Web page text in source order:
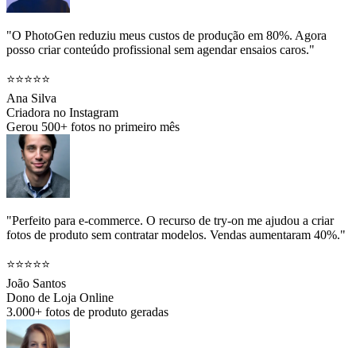
"O PhotoGen reduziu meus custos de produção em 80%. Agora
posso criar conteúdo profissional sem agendar ensaios caros."
⭐⭐⭐⭐⭐
Ana Silva
Criadora no Instagram
Gerou 500+ fotos no primeiro mês
"Perfeito para e-commerce. O recurso de try-on me ajudou a criar
fotos de produto sem contratar modelos. Vendas aumentaram 40%."
⭐⭐⭐⭐⭐
João Santos
Dono de Loja Online
3.000+ fotos de produto geradas